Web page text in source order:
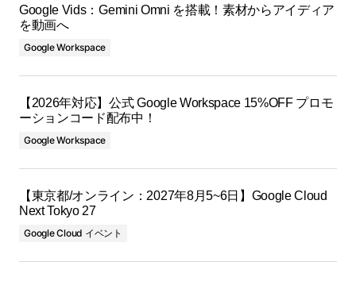
Google Vids：Gemini Omni を搭載！素材からアイディア
を動画へ
Google Workspace
【2026年対応】公式 Google Workspace 15%OFF プロモ
ーションコード配布中！
Google Workspace
【東京都/オンライン：2027年8月5~6日】Google Cloud
Next Tokyo 27
Google Cloud イベント